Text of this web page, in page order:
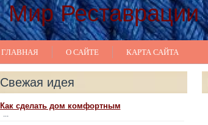
Мир Реставрации
ГЛАВНАЯ О САЙТЕ КАРТА САЙТА
Свежая идея
Как сделать дом комфортным
...